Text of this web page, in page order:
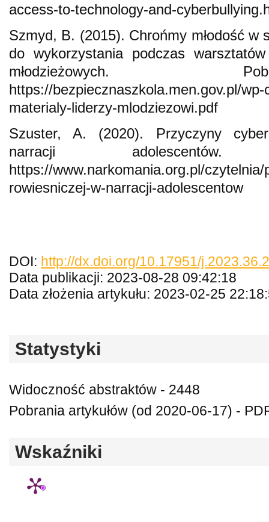
access-to-technology-and-
Szmyd, B. (2015). Chrońmy młodość w
do wykorzystania podczas
https://bezpiecznaszkola.men.gov.pl/
materialy-liderzy-mlodziezowi.pdf
Szuster, A. (2020). Przyczyny
narracji
https://www.narkomania.org.pl/
rowiesniczej-w-narracji-adolescentow
DOI: http://dx.doi.org/10.17951/
Data publikacji: 2023-08-28 09:42:18
Data złożenia artykułu: 2023-02-25
Statystyki
Widoczność abstraktów - 2448
Pobrania artykułów (od 2020-06-17) -
Wskaźniki